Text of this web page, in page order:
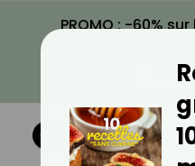
PROMO : -60%